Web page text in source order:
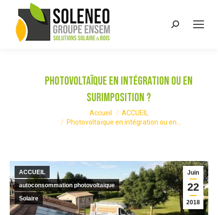
Recherche
Photovoltaïque en intégration ou en
surimposition ?
Accueil
ACCUEIL
Photovoltaïque en intégration ou en…
Juin
22
2018
ACCUEIL
autoconsommation photovoltaïque
Solaire